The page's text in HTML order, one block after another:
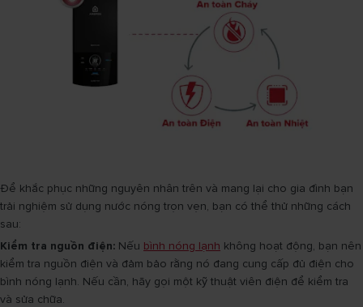
Để khắc phục những nguyên nhân trên và mang lại cho gia đình bạn
trải nghiệm sử dụng nước nóng trọn vẹn, bạn có thể thử những cách
sau:
Kiểm tra nguồn điện: Nếu bình nóng lạnh không hoạt động, bạn nên
kiểm tra nguồn điện và đảm bảo rằng nó đang cung cấp đủ điện cho
bình nóng lạnh. Nếu cần, hãy gọi một kỹ thuật viên điện để kiểm tra
và sửa chữa.